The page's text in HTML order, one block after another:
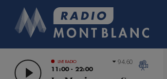
LIVE RADIO
11:00 - 22:00
94.60